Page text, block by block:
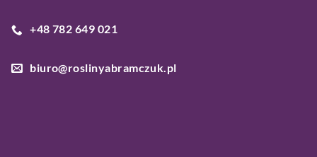
+48 782 649 021
biuro@roslinyabramczuk.pl